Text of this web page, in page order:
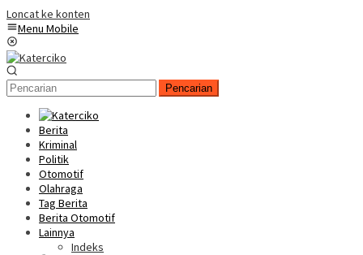
Loncat ke konten
Menu Mobile
Pencarian
Berita
Kriminal
Politik
Otomotif
Olahraga
Tag Berita
Berita Otomotif
Lainnya
Indeks